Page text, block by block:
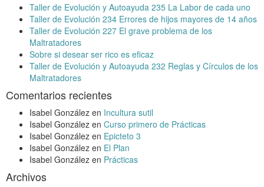
Taller de Evolución y Autoayuda 235 La Labor de cada uno
Taller de Evolución 234 Errores de hijos mayores de 14 años
Taller de Evolución 227 El grave problema de los
Maltratadores
Sobre si desear ser rico es eficaz
Taller de Evolución y Autoayuda 232 Reglas y Círculos de los
Maltratadores
Comentarios recientes
Isabel González en Incultura sutil
Isabel González en Curso primero de Prácticas
Isabel González en Epicteto 3
Isabel González en El Plan
Isabel González en Prácticas
Archivos